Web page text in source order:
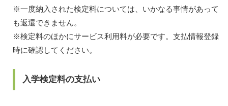
※一度納入された検定料については、いかなる事情があって
も返還できません。
※検定料のほかにサービス利用料が必要です。支払情報登録
時に確認してください。
入学検定料の支払い